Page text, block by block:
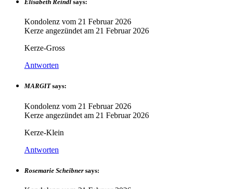
Elisabeth Reindl says:
Kondolenz vom 21 Februar 2026
Kerze angezündet am 21 Februar 2026
Kerze-Gross
Antworten
MARGIT says:
Kondolenz vom 21 Februar 2026
Kerze angezündet am 21 Februar 2026
Kerze-Klein
Antworten
Rosemarie Scheibner says: